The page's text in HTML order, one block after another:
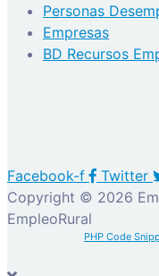
Personas
Empresas
BD Recursos
Facebook-f Twitter
Copyright © 2026
EmpleoRural
PHP Code